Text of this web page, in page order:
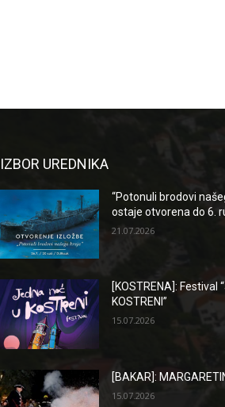
IZBOR UREDNIKA
“Potonuli brodovi
ostaje otvorena do 6.
21.07.2026
[KOSTRENA]: Festival
KOSTRENI”
15.07.2026
[BAKAR]:
15.07.2026